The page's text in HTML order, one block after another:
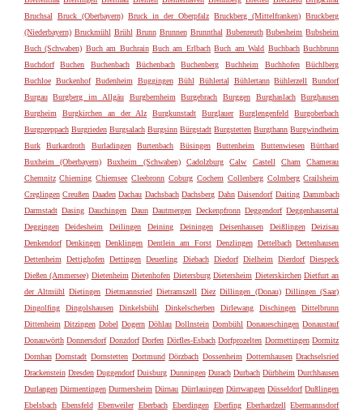
Bruchsal
Bruck (Oberbayern) Bruck in der Oberpfalz Bruckberg (Mittelfranken) Bruckberg
(Niederbayern) Bruckmühl Brühl Brunn Brunnen Brunnthal Bubenreuth Bubesheim Bubsheim
Buch (Schwaben) Buch am Buchrain Buch am Erlbach Buch am Wald Buchbach Buchbrunn
Buchdorf
Buchen Buchenbach Büchenbach Buchenberg Buchheim Buchhofen
Büchlberg
Buchloe Buckenhof Budenheim Buggingen Bühl Bühlertal Bühlertann Bühlerzell
Bundorf
Burgau
Burgberg im Allgäu Burgbernheim Burgebrach Burggen Burghaslach
Burghausen
Burgheim
Burgkirchen an der Alz Burgkunstadt Burglauer Burglengenfeld
Burgoberbach
Burgpreppach Burgrieden Burgsalach Burgsinn Bürgstadt Burgstetten Burgthann Burgwindheim
Burk
Burkardroth Burladingen Burtenbach Büsingen Buttenheim Buttenwiesen
Bütthard
Buxheim (Oberbayern)
Buxheim (Schwaben) Cadolzburg Calw Castell Cham
Chamerau
Chemnitz Chieming Chiemsee Cleebronn Coburg Cochem Collenberg Colmberg Crailsheim
Creglingen Creußen Daaden Dachau Dachsbach Dachsberg Dahn Daisendorf Daiting Dammbach
Darmstadt Dasing Dauchingen Daun Dautmergen Deckenpfronn Deggendorf Deggenhausertal
Deggingen
Deidesheim Deilingen Deining Deiningen Deisenhausen Deißlingen
Deizisau
Denkendorf Denkingen Denklingen Dentlein am Forst Denzlingen Dettelbach Dettenhausen
Dettenheim
Dettighofen Dettingen Deuerling Diebach Diedorf Dielheim Dierdorf Diespeck
Dießen (Ammersee) Dietenheim Dietenhofen Dietersburg Dietersheim Dieterskirchen Dietfurt an
der Altmühl Dietingen Dietmannsried Dietramszell Diez Dillingen (Donau) Dillingen (Saar)
Dingolfing
Dingolshausen Dinkelsbühl Dinkelscherben Dirlewang Dischingen
Dittelbrunn
Dittenheim Ditzingen Dobel Dogern Döhlau Dollnstein Dombühl Donaueschingen Donaustauf
Donauwörth Donnersdorf Donzdorf Dorfen Dörfles-Esbach Dorfprozelten Dormettingen Dormitz
Dornhan Dornstadt Dornstetten Dortmund Dörzbach Dossenheim Dotternhausen Drachselsried
Drackenstein Dresden Duggendorf Duisburg Dunningen Durach Durbach Dürbheim Durchhausen
Durlangen Dürmentingen Durmersheim Dürnau Dürrlauingen Dürrwangen Düsseldorf Dußlingen
Ebelsbach Ebensfeld Ebenweiler Eberbach Eberdingen Eberfing Eberhardzell Ebermannsdorf